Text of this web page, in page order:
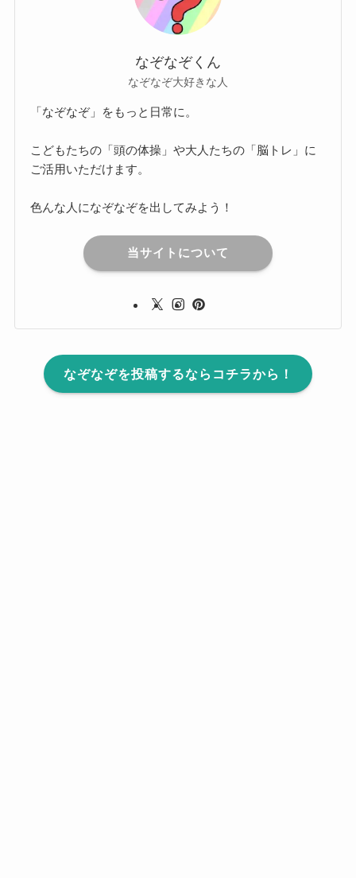
なぞなぞくん
なぞなぞ大好きな人
「なぞなぞ」をもっと日常に。
こどもたちの「頭の体操」や大人たちの「脳トレ」に
ご活用いただけます。
色んな人になぞなぞを出してみよう！
当サイトについて
なぞなぞを投稿するならコチラから！